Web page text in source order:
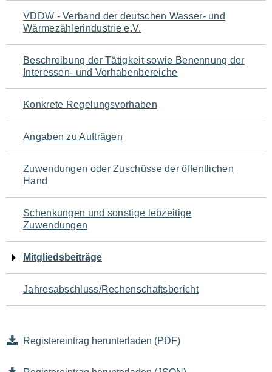
Navigation
für
den
Seiteninhalt
VDDW - Verband der deutschen Wasser- und
Wärmezählerindustrie e.V.
Beschreibung der Tätigkeit sowie Benennung der
Interessen- und Vorhabenbereiche
Konkrete Regelungsvorhaben
Angaben zu Aufträgen
Zuwendungen oder Zuschüsse der öffentlichen
Hand
Schenkungen und sonstige lebzeitige
Zuwendungen
Mitgliedsbeiträge
Jahresabschluss/Rechenschaftsbericht
Registereintrag herunterladen (PDF)